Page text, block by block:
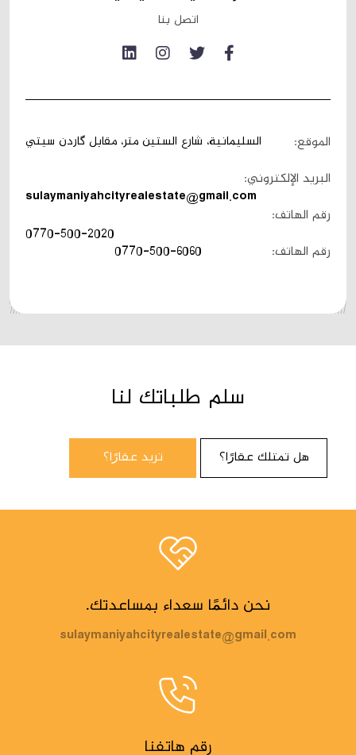
اتصل بنا
الموقع: السليمانية، شارع الستين متر، مقابل گاردن سيتي
البريد الإلكتروني:
sulaymaniyahcityrealestate@gmail.com
رقم الهاتف:
0770-500-2020
رقم الهاتف:
0770-500-6060
سلم طلباتك لنا
هل تمتلك عقارًا؟ تريد عقارًا؟
نحن دائمًا سعداء بمساعدتك.
sulaymaniyahcityrealestate@gmail.com
رقم هاتفنا